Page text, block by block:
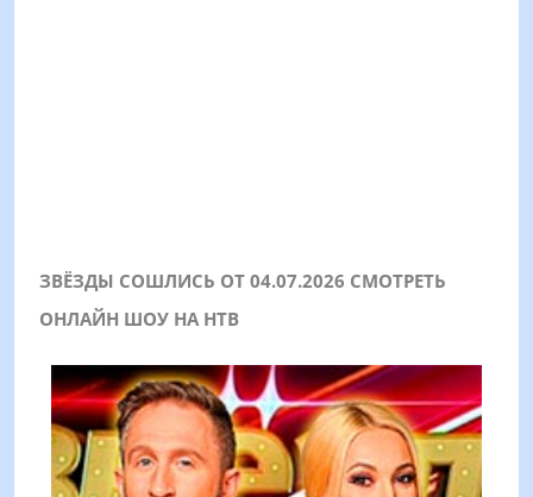
ЗВЁЗДЫ СОШЛИСЬ ОТ 04.07.2026 СМОТРЕТЬ
ОНЛАЙН ШОУ НА НТВ